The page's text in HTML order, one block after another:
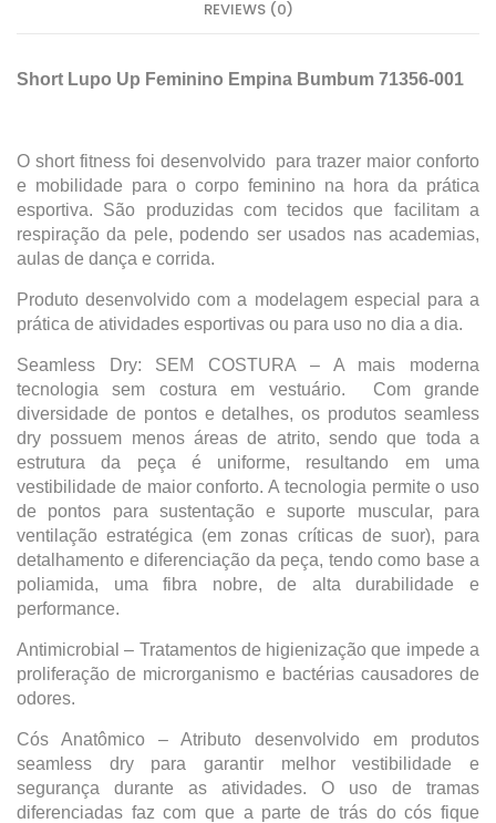
REVIEWS (0)
Short Lupo Up Feminino Empina Bumbum 71356-001
O short fitness foi desenvolvido para trazer maior conforto
e mobilidade para o corpo feminino na hora da prática
esportiva. São produzidas com tecidos que facilitam a
respiração da pele, podendo ser usados nas academias,
aulas de dança e corrida.
Produto desenvolvido com a modelagem especial para a
prática de atividades esportivas ou para uso no dia a dia.
Seamless Dry: SEM COSTURA – A mais moderna
tecnologia sem costura em vestuário. Com grande
diversidade de pontos e detalhes, os produtos seamless
dry possuem menos áreas de atrito, sendo que toda a
estrutura da peça é uniforme, resultando em uma
vestibilidade de maior conforto. A tecnologia permite o uso
de pontos para sustentação e suporte muscular, para
ventilação estratégica (em zonas críticas de suor), para
detalhamento e diferenciação da peça, tendo como base a
poliamida, uma fibra nobre, de alta durabilidade e
performance.
Antimicrobial – Tratamentos de higienização que impede a
proliferação de microrganismo e bactérias causadores de
odores.
Cós Anatômico – Atributo desenvolvido em produtos
seamless dry para garantir melhor vestibilidade e
segurança durante as atividades. O uso de tramas
diferenciadas faz com que a parte de trás do cós fique